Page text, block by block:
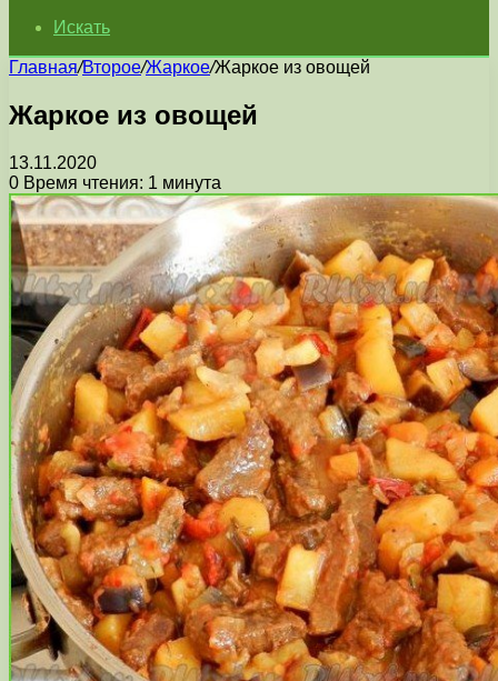
Искать
Главная/Второе/Жаркое/Жаркое из овощей
Жаркое из овощей
13.11.2020
0 Время чтения: 1 минута